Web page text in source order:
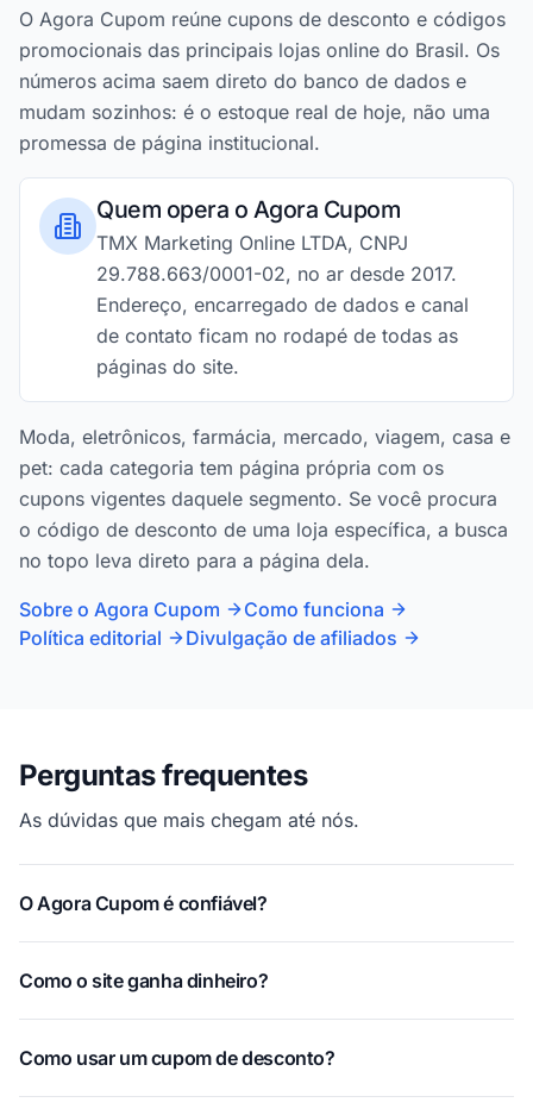
O Agora Cupom reúne cupons de desconto e códigos
promocionais das principais lojas online do Brasil. Os
números acima saem direto do banco de dados e
mudam sozinhos: é o estoque real de hoje, não uma
promessa de página institucional.
Quem opera o Agora Cupom
TMX Marketing Online LTDA, CNPJ
29.788.663/0001-02, no ar desde 2017.
Endereço, encarregado de dados e canal
de contato ficam no rodapé de todas as
páginas do site.
Moda, eletrônicos, farmácia, mercado, viagem, casa e
pet: cada categoria tem página própria com os
cupons vigentes daquele segmento. Se você procura
o código de desconto de uma loja específica, a busca
no topo leva direto para a página dela.
Sobre o Agora Cupom
Como funciona
Política editorial
Divulgação de afiliados
Perguntas frequentes
As dúvidas que mais chegam até nós.
O Agora Cupom é confiável?
Como o site ganha dinheiro?
Como usar um cupom de desconto?